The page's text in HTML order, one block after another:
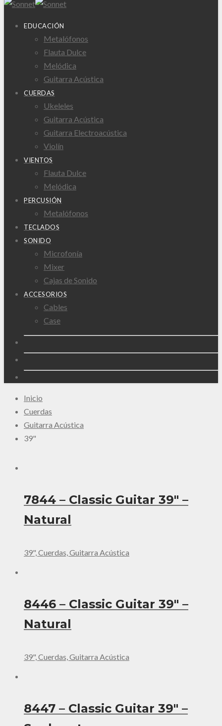
EDUCACIÓN
Metalófonos
Flauta Dulce
Melódica
Guitarra Acústica
CUERDAS
Ukeleles
Guitarra Acústica
Guitarra Electroacústica
Violín
VIENTOS
Flauta Dulce
Melódica
PERCUSIÓN
Metalófonos
TECLADOS
SONIDO
Microfonía
Mixer
Cajas de Sonido
ACCESORIOS
Cables
Case
Inicio
Cuerdas
Guitarra Acústica
39"
7844 – Classic Guitar 39″ –
Natural
39", Cuerdas, Guitarra Acústica
8446 – Classic Guitar 39″ –
Natural
39", Cuerdas, Guitarra Acústica
8447 – Classic Guitar 39″ –